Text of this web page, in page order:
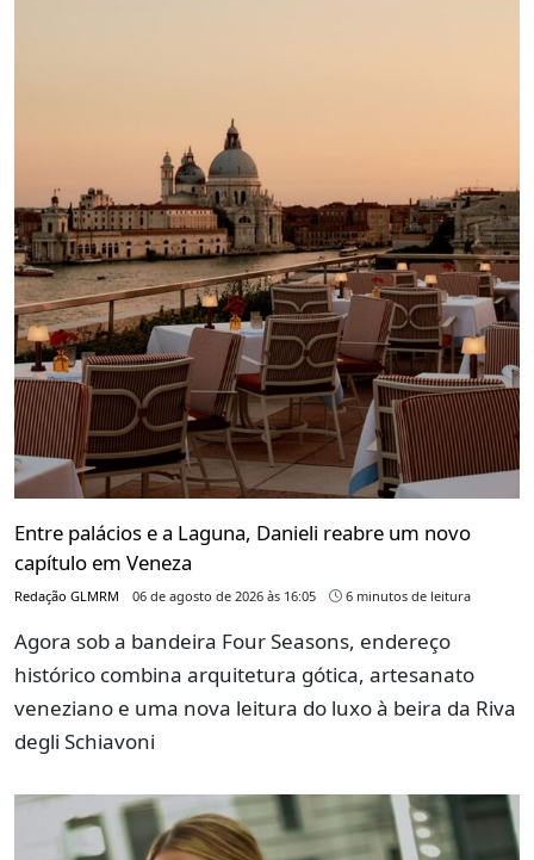
Entre palácios e a Laguna, Danieli reabre um novo
capítulo em Veneza
Redação GLMRM 06 de agosto de 2026 às 16:05 6 minutos de leitura
Agora sob a bandeira Four Seasons, endereço
histórico combina arquitetura gótica, artesanato
veneziano e uma nova leitura do luxo à beira da Riva
degli Schiavoni